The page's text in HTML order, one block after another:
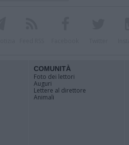
COMUNITÀ
Foto dei lettori
Auguri
Lettere al direttore
Animali